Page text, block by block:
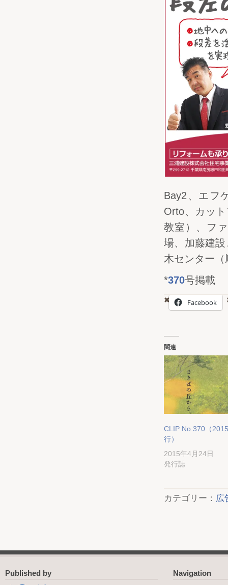
Bay2、エフ
Orto、カッ
教室）、フ
場、加藤建
木センター
*370号掲載
Facebook
関連
CLIP No.370（
行）
2015年4月24日
発行誌
カテゴリー： 広
Published by Navigation